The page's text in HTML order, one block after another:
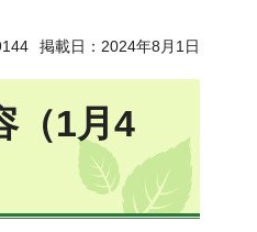
掲載日：2024年8月1日
（1月4